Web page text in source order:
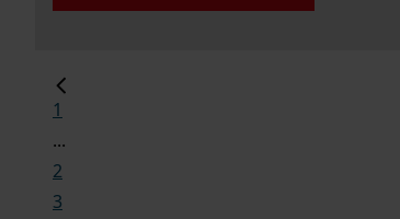
1
...
2
3